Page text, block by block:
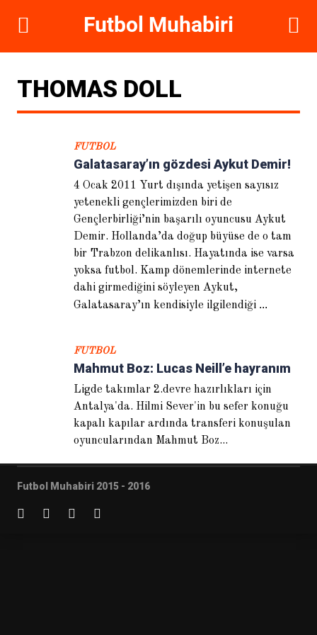
DIKKAT ÇEKENLER
Hugo Sanchez: Galatasaray’ı
ayağa kaldırırım
Sven Goran Eriksson: Finali
göreceğimizden emindik
THOMAS DOLL
FUTBOL
Galatasaray’ın gözdesi Aykut Demir!
4 Ocak 2011 Yurt dışında yetişen sayısız
yetenekli gençlerimizden biri de
Gençlerbirliği’nin başarılı oyuncusu Aykut
Demir. Hollanda’da doğup büyüse de o tam
bir Trabzon delikanlısı. Hayatında ise varsa
yoksa futbol. Kamp dönemlerinde internete
dahi girmediğini söyleyen Aykut,
Galatasaray’ın kendisiyle ilgilendiği ...
FUTBOL
Mahmut Boz: Lucas Neill’e hayranım
Ligde takımlar 2.devre hazırlıkları için
Antalya'da. Hilmi Sever'in bu sefer konuğu
kapalı kapılar ardında transferi konuşulan
oyuncularından Mahmut Boz...
Futbol Muhabiri 2015 - 2016